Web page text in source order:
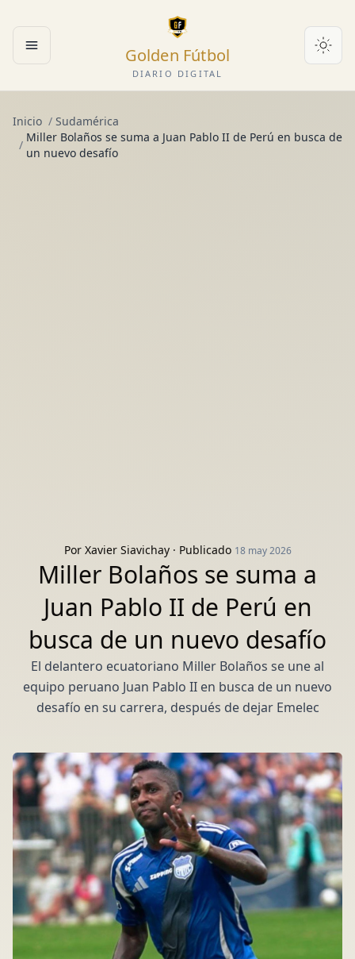
Abrir menú Golden Fútbol
DIARIO DIGITAL
Inicio / Sudamérica
/
Miller Bolaños se suma a Juan Pablo II de Perú en busca de
un nuevo desafío
Por Xavier Siavichay· Publicado 18 may 2026
Miller Bolaños se suma a
Juan Pablo II de Perú en
busca de un nuevo desafío
El delantero ecuatoriano Miller Bolaños se une al
equipo peruano Juan Pablo II en busca de un nuevo
desafío en su carrera, después de dejar Emelec